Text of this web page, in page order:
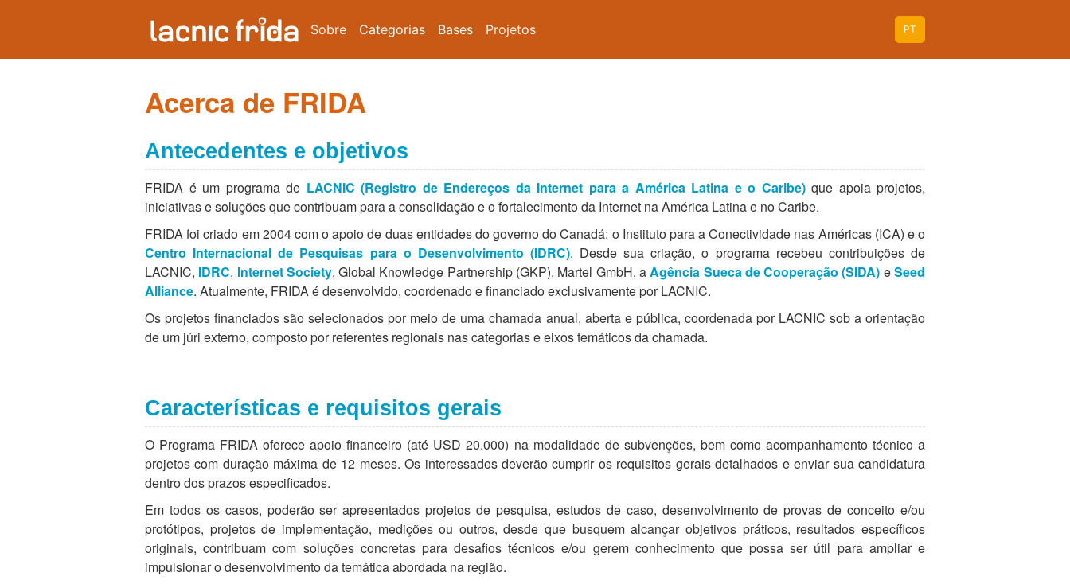
Sobre Categorias Bases Projetos PT
Acerca de FRIDA
Antecedentes e objetivos
FRIDA é um programa de LACNIC (Registro de Endereços da Internet para a América Latina e o Caribe) que apoia projetos,
iniciativas e soluções que contribuam para a consolidação e o fortalecimento da Internet na América Latina e no Caribe.
FRIDA foi criado em 2004 com o apoio de duas entidades do governo do Canadá: o Instituto para a Conectividade nas Américas (ICA) e o
Centro Internacional de Pesquisas para o Desenvolvimento (IDRC). Desde sua criação, o programa recebeu contribuições de
LACNIC, IDRC, Internet Society, Global Knowledge Partnership (GKP), Martel GmbH, aAgência Sueca de Cooperação (SIDA) eSeed
Alliance. Atualmente, FRIDA é desenvolvido, coordenado e financiado exclusivamente por LACNIC.
Os projetos financiados são selecionados por meio de uma chamada anual, aberta e pública, coordenada por LACNIC sob a orientação
de um júri externo, composto por referentes regionais nas categorias e eixos temáticos da chamada.
Características e requisitos gerais
O Programa FRIDA oferece apoio financeiro (até USD 20.000) na modalidade de subvenções, bem como acompanhamento técnico a
projetos com duração máxima de 12 meses. Os interessados deverão cumprir os requisitos gerais detalhados e enviar sua candidatura
dentro dos prazos especificados.
Em todos os casos, poderão ser apresentados projetos de pesquisa, estudos de caso, desenvolvimento de provas de conceito e/ou
protótipos, projetos de implementação, medições ou outros, desde que busquem alcançar objetivos práticos, resultados específicos
originais, contribuam com soluções concretas para desafios técnicos e/ou gerem conhecimento que possa ser útil para ampliar e
impulsionar o desenvolvimento da temática abordada na região.